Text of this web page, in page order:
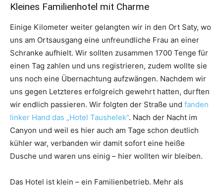
Kleines Familienhotel mit Charme
Einige Kilometer weiter gelangten wir in den Ort Saty, wo
uns am Ortsausgang eine unfreundliche Frau an einer
Schranke aufhielt. Wir sollten zusammen 1700 Tenge für
einen Tag zahlen und uns registrieren, zudem wollte sie
uns noch eine Übernachtung aufzwängen. Nachdem wir
uns gegen Letzteres erfolgreich gewehrt hatten, durften
wir endlich passieren. Wir folgten der Straße und fanden
linker Hand das „Hotel Taushelek“. Nach der Nacht im
Canyon und weil es hier auch am Tage schon deutlich
kühler war, verbanden wir damit sofort eine heiße
Dusche und waren uns einig – hier wollten wir bleiben.
Das Hotel ist klein – ein Familienbetrieb. Mehr als